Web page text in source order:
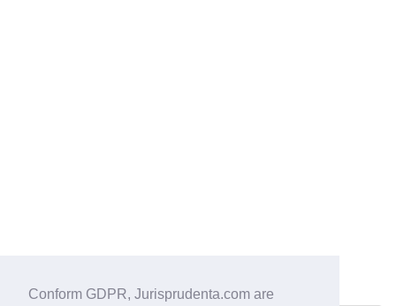
Conform GDPR, Jurisprudenta.com are